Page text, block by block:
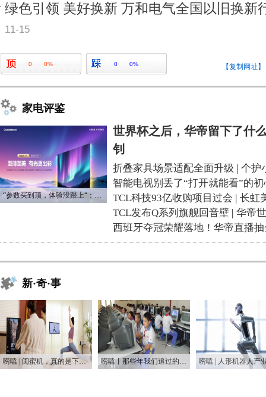
绿色引领 美好换新 万和电气全国以旧换新
11-15
0 0% 0 0% 【复制网址】
家电评鉴
“参数买到顶，体验没跟上“：长虹追光Q70S给高端电视打了个样
世界杯之后，华帝留下了什
钊
折叠家具场景适配全面升级 | 个护
智能电视别丢了“打开就能看”的初
TCL科技93亿收购项目过会 | 长虹
TCL发布Q系列旗舰回音壁 | 华帝
西班牙夺冠荣耀落地！华帝直播
新·奇·事
唠嗑 | 闺蜜机，真的是下一个爆款吗？ 唠嗑丨那些年我们追过的“屏保”：从CRT到OLED的时代变迁